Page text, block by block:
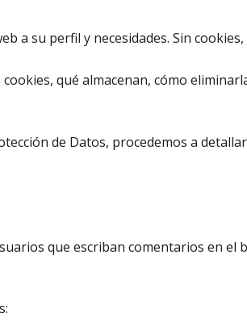
a su perfil y necesidades. Sin
qué almacenan, cómo
de Datos, procedemos a
que escriban comentarios en